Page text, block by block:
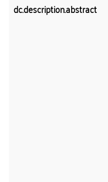
dc.description.abstract